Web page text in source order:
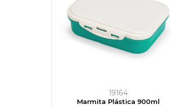
19164
Marmita Plástica 900ml